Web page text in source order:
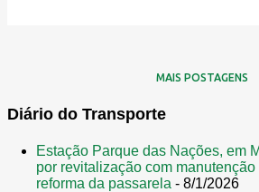
MAIS POSTAGENS
Diário do Transporte
Estação Parque das Nações, em
por revitalização com
reforma da passarela - 8/1/2026